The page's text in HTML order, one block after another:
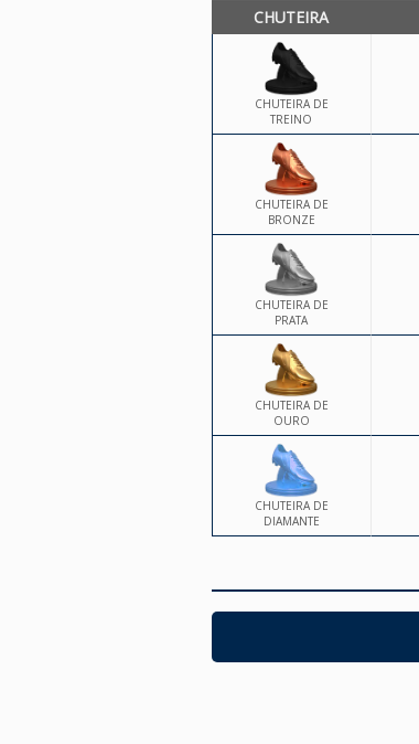
CHUTEIRA
CHUTEIRA DE
TREINO
CHUTEIRA DE
BRONZE
CHUTEIRA DE
PRATA
CHUTEIRA DE
OURO
CHUTEIRA DE
DIAMANTE